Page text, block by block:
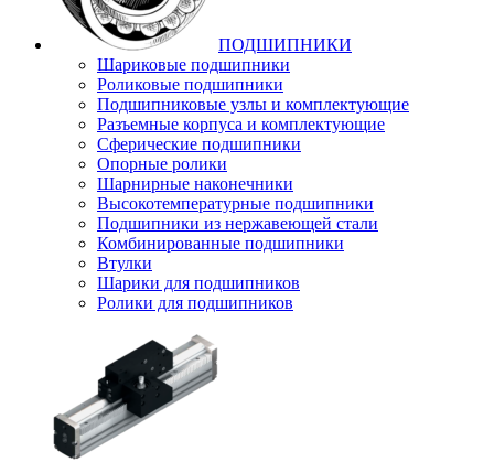
ПОДШИПНИКИ
Шариковые подшипники
Роликовые подшипники
Подшипниковые узлы и комплектующие
Разъемные корпуса и комплектующие
Сферические подшипники
Опорные ролики
Шарнирные наконечники
Высокотемпературные подшипники
Подшипники из нержавеющей стали
Комбинированные подшипники
Втулки
Шарики для подшипников
Ролики для подшипников